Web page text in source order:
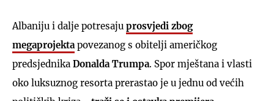
Albaniju i dalje potresaju prosvjedi zbog
megaprojekta povezanog s obitelji američkog
predsjednika Donalda Trumpa. Spor mještana i vlasti
oko luksuznog resorta prerastao je u jednu od većih